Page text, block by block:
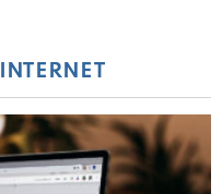
INTERNET